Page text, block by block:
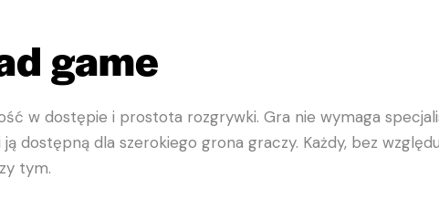
game
w dostępie i prostota rozgrywki. Gra nie wymaga
dostępną dla szerokiego grona graczy. Każdy, bez
tym.